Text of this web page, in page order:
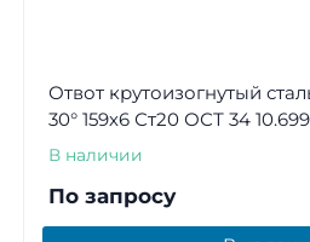
Отвот крутоизогнутый
30° 159х6 Ст20 ОСТ 34
В наличии
По запросу